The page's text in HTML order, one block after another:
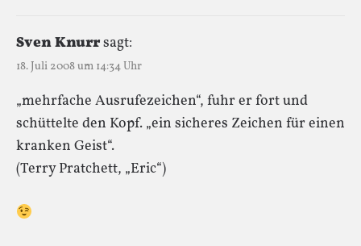
Sven Knurrsagt:
18. Juli 2008 um 14:34 Uhr
„mehrfache Ausrufezeichen“, fuhr er fort und
schüttelte den Kopf. „ein sicheres Zeichen für einen
kranken Geist“.
(Terry Pratchett, „Eric“)